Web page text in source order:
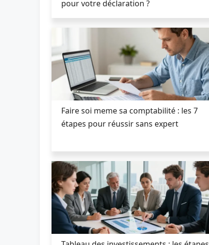
pour votre déclaration ?
Faire soi meme sa comptabilité : les 7
étapes pour réussir sans expert